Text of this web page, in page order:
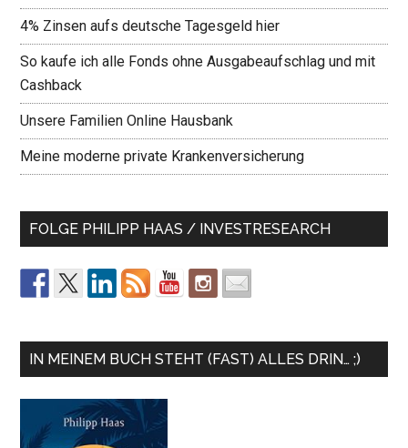
4% Zinsen aufs deutsche Tagesgeld hier
So kaufe ich alle Fonds ohne Ausgabeaufschlag und mit
Cashback
Unsere Familien Online Hausbank
Meine moderne private Krankenversicherung
FOLGE PHILIPP HAAS / INVESTRESEARCH
IN MEINEM BUCH STEHT (FAST) ALLES DRIN… ;)